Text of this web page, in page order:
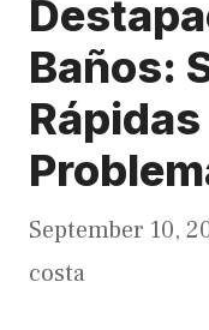
Baños:
September 10,
costa